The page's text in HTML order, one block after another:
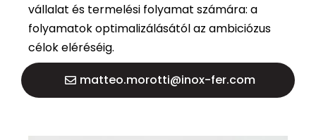
vállalat és termelési folyamat számára: a
folyamatok optimalizálásától az ambiciózus
célok eléréséig.
matteo.morotti@inox-fer.com